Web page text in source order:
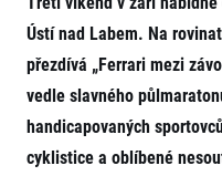
Projekt EuroHeroes
Seznam závodů
EuroHeroes Challenge 2026
EuroHeroes Challenge 2025
EuroHeroes Challenge 2024
EuroHeroes Challenge 2023
Napoli Running
O Napoli Running
RunCzech Halfs
Projekt RunCzech Halfs
Pro běžce
Ústí nad Labem. Na
přezdívá „Ferrari mezi
vedle slavného
handicapovaných
cyklistice a oblíbené